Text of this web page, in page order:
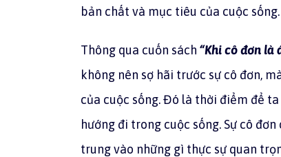
bản chất và mục tiêu của cuộc sống.
Thông qua cuốn sách “Khi cô đơn là
không nên sợ hãi trước sự cô đơn,
của cuộc sống. Đó là thời điểm để
hướng đi trong cuộc sống. Sự cô
trung vào những gì thực sự quan